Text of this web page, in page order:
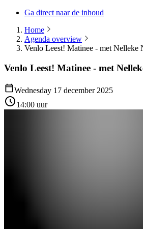
Ga direct naar de inhoud
Home
Agenda overview
Venlo Leest! Matinee - met Nelleke
Venlo Leest! Matinee - met
Wednesday 17 december 2025
14:00 uur